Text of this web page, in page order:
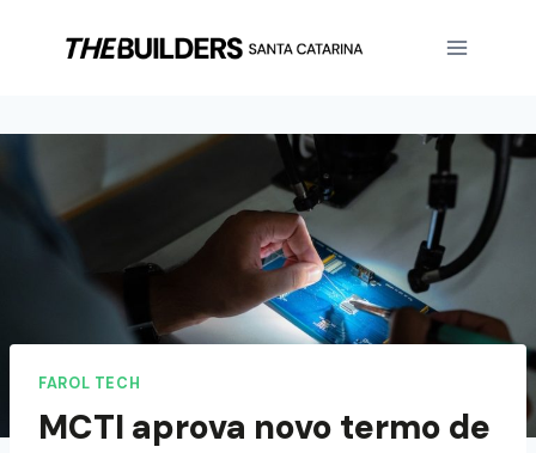
FAROL TECH
MCTI aprova novo termo de